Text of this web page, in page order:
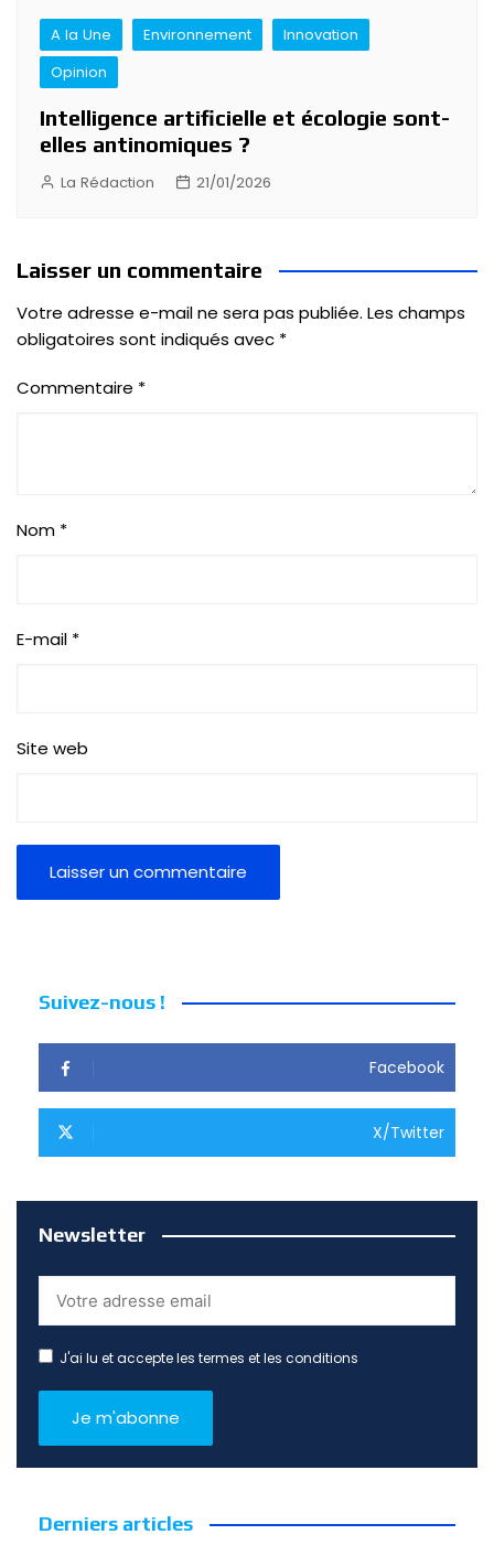
A la Une Environnement
Innovation
Opinion
Intelligence artificielle et écologie sont-
elles antinomiques ?
La Rédaction 21/01/2026
Laisser un commentaire
Votre adresse e-mail ne sera pas publiée. Les champs
obligatoires sont indiqués avec *
Commentaire *
Nom *
E-mail *
Site web
Suivez-nous !
Facebook
X/Twitter
Newsletter
J'ai lu et accepte les termes et les conditions
Derniers articles